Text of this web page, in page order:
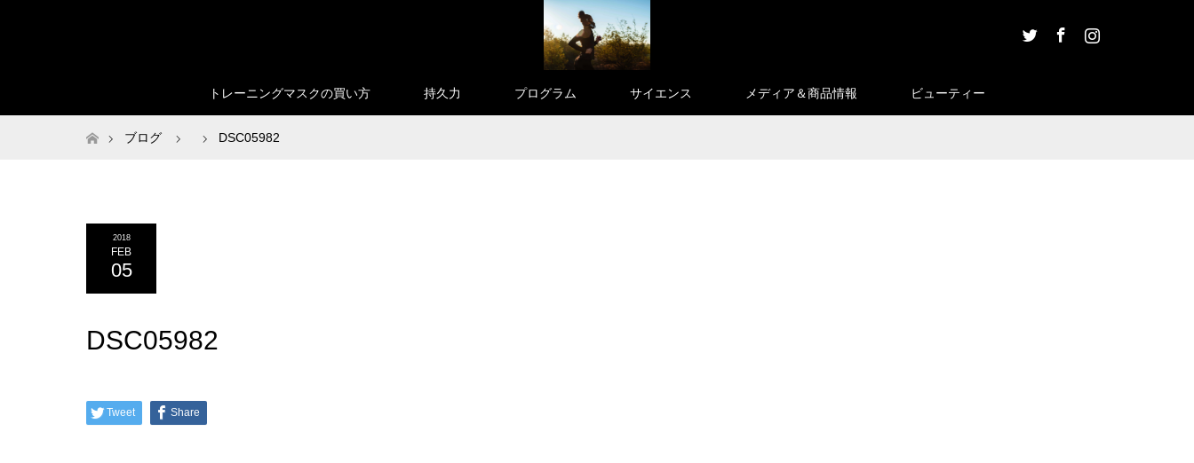
トレーニングマスクの買い方 持久力 プログラム サイエンス メディア＆商品情報 ビューティー
ホームブログ DSC05982
2018
FEB
05
DSC05982
Tweet Share